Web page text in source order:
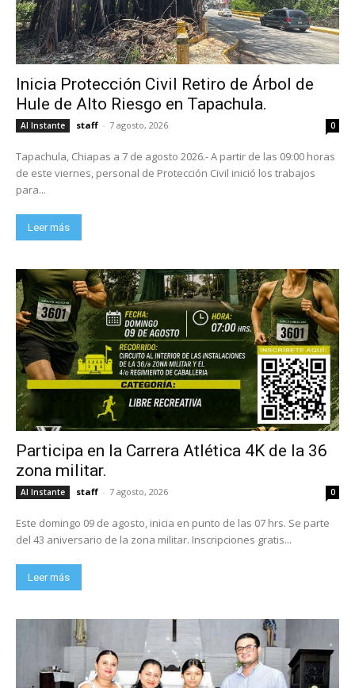
Inicia Protección Civil Retiro de Árbol de
Hule de Alto Riesgo en Tapachula.
Al Instante staff - 7 agosto, 2026 0
Tapachula, Chiapas a 7 de agosto 2026.- A partir de las 09:00 horas
de este viernes, personal de Protección Civil inició los trabajos
para...
Leer más
Participa en la Carrera Atlética 4K de la 36
zona militar.
Al Instante staff - 7 agosto, 2026 0
Este domingo 09 de agosto, inicia en punto de las 07 hrs. Se parte
del 43 aniversario de la zona militar. Inscripciones gratis...
Leer más